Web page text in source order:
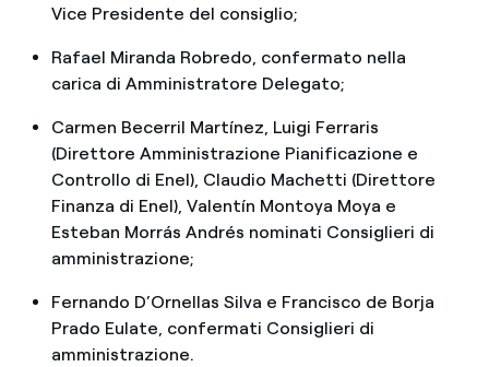
Vice Presidente del consiglio;
Rafael Miranda Robredo, confermato nella
carica di Amministratore Delegato;
Carmen Becerril Martínez, Luigi Ferraris
(Direttore Amministrazione Pianificazione e
Controllo di Enel), Claudio Machetti (Direttore
Finanza di Enel), Valentín Montoya Moya e
Esteban Morrás Andrés nominati Consiglieri di
amministrazione;
Fernando D’Ornellas Silva e Francisco de Borja
Prado Eulate, confermati Consiglieri di
amministrazione.